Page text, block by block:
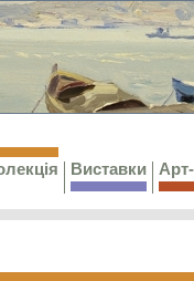
Виставки Арт-